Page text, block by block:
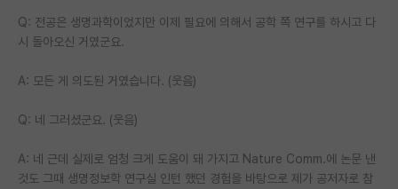
Q: 전공은 생명과학이었지만 이제 필요에 의해서 공학 쪽 연구를 하시고 다
시 돌아오신 거였군요.
A: 모든 게 의도된 거였습니다. (웃음)
Q: 네 그러셨군요. (웃음)
A: 네 근데 실제로 엄청 크게 도움이 돼 가지고 Nature Comm.에 논문 낸
것도 그때 생명정보학 연구실 인턴 했던 경험을 바탕으로 제가 공저자로 참